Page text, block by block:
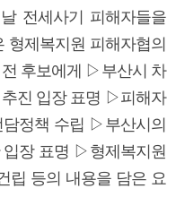
전세사기 피해자들을
형제복지원 피해자협의
후보에게 ▷부산시 차
진 입장 표명 ▷피해자
담정책 수립 ▷부산시의
입장 표명 ▷형제복지원
립 등의 내용을 담은 요